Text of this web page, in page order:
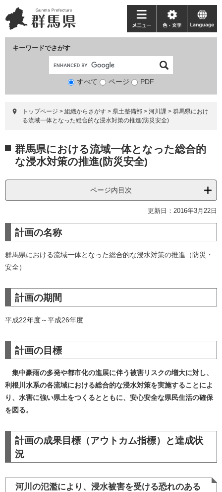
ー
ジ
ニ
ュ
て
キーワードでさがす
検
象
すべて ページ PDF
メ
ニ
ー
色・
文
language
トップページ > 組織からさがす > 県土整備部 > 河川課 > 群馬県におけ
る流域一体となった総合的な浸水対策の推進(防災安全)
文 群馬県における流域一体となった総合的
な浸水対策の推進(防災安全)
ページ内目次
更新日：2016年3月22日
計画の名称
群馬県における流域一体となった総合的な浸水対策の推進（防災・
安全）
計画の期間
平成22年度～平成26年度
計画の目標
集中豪雨の多発や都市化の進展に伴う被害リスクの増大に対し、
利根川水系の各流域における総合的な浸水対策を実施することによ
り、水害に強い県土をつくるとともに、安心安全な県民生活の確保
を図る。
計画の成果目標（アウトカム指標）と達成状
況
河川の氾濫により、浸水被害を受ける恐れのある